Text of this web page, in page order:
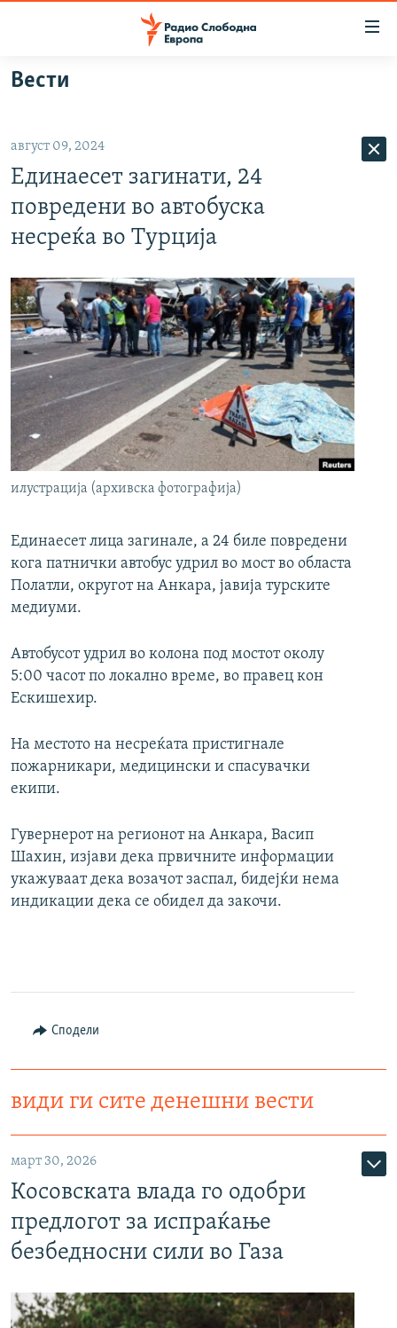
Оди
на
главната
навигација
Премини
на
ВИЗУЕЛНО
ВЕСТИ
ШТО ТРЕБА ДА ЗНАЕТЕ
ПРИЈАВИ СЕ ЗА ЊУЗЛЕТЕР
ПОДКАСТ ЗОШТО?
СЛЕДЕТЕ НЕ
РСЕ веб страници
Вести
август 09, 2024
Единаесет загинати, 24
повредени во автобуска
несреќа во Турција
илустрација (архивска фотографија)
Единаесет лица загинале, а 24 биле повредени
кога патнички автобус удрил во мост во областа
Полатли, округот на Анкара, јавија турските
медиуми.
Автобусот удрил во колона под мостот околу
5:00 часот по локално време, во правец кон
Ескишехир.
На местото на несреќата пристигнале
пожарникари, медицински и спасувачки
екипи.
Гувернерот на регионот на Анкара, Васип
Шахин, изјави дека првичните информации
укажуваат дека возачот заспал, бидејќи нема
индикации дека се обидел да закочи.
Сподели
види ги сите денешни вести
март 30, 2026
Косовската влада го одобри
предлогот за испраќање
безбедносни сили во Газа